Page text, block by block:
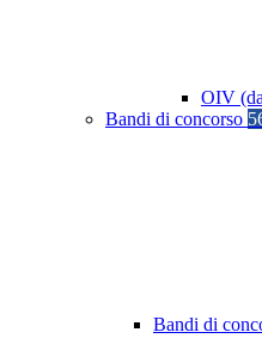
OIV
Bandi di concorso
Bandi di